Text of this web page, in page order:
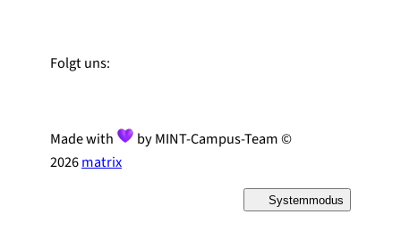
Folgt uns:
Made with
by MINT-Campus-Team ©
2026matrix
Systemmodus
D